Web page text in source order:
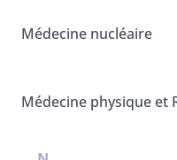
Médecine nucléaire
Médecine physique et